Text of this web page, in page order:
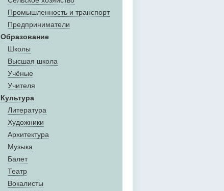
Промышленность и транспорт
Предприниматели
Образование
Школы
Высшая школа
Учёные
Учителя
Культура
Литература
Художники
Aрхитектура
Музыка
Балет
Театр
Вокалисты